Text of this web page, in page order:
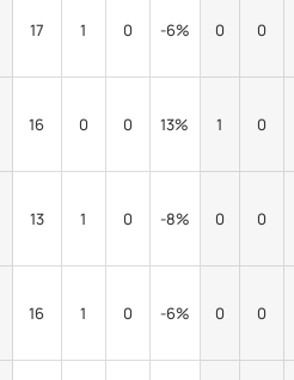
17 1 0 -6% 0 0
16 0 0 13% 1 0
13 1 0 -8% 0 0
16 1 0 -6% 0 0